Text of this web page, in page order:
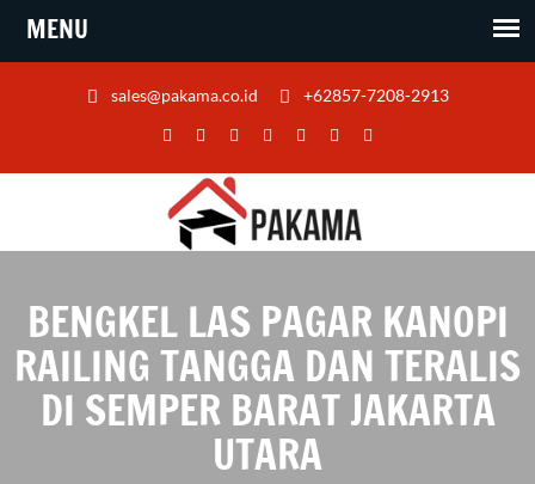
sales@pakama.co.id +62857-7208-2913
BENGKEL LAS PAGAR KANOPI
RAILING TANGGA DAN TERALIS
DI SEMPER BARAT JAKARTA
UTARA